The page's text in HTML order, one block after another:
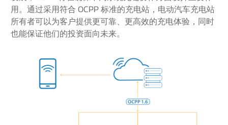
用。通过采用符合 OCPP 标准的充电站，电动汽车充电站
所有者可以为客户提供更可靠、更高效的充电体验，同时
也能保证他们的投资面向未来。